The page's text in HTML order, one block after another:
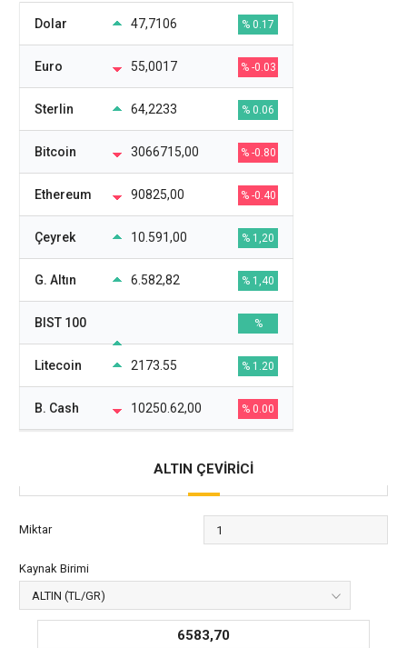
Dolar 47,7106 % 0.17
Euro 55,0017 % -0.03
Sterlin 64,2233 % 0.06
Bitcoin 3066715,00 % -0.80
Ethereum 90825,00 % -0.40
Çeyrek 10.591,00 % 1,20
G. Altın 6.582,82 % 1,40
BIST 100 %
Litecoin 2173.55 % 1.20
B. Cash 10250.62,00 % 0.00
ALTIN ÇEVİRİCİ
Miktar
Kaynak Birimi
6583,70